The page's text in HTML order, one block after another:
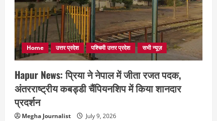
Home उत्तर प्रदेश पश्चिमी उत्तर प्रदेश सभी न्यूज़
Hapur News: प्रिया ने नेपाल में जीता रजत पदक,
अंतरराष्ट्रीय कबड्डी चैंपियनशिप में किया शानदार
प्रदर्शन
Megha Journalist July 9, 2026